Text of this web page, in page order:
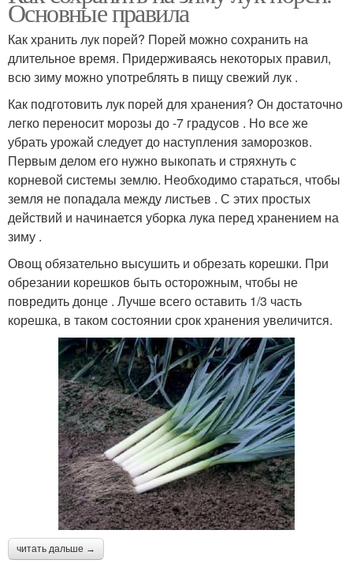
Основные правила
Как хранить лук порей? Порей можно сохранить на
длительное время. Придерживаясь некоторых правил,
всю зиму можно употреблять в пищу свежий лук .
Как подготовить лук порей для хранения? Он достаточно
легко переносит морозы до -7 градусов . Но все же
убрать урожай следует до наступления заморозков.
Первым делом его нужно выкопать и стряхнуть с
корневой системы землю. Необходимо стараться, чтобы
земля не попадала между листьев . С этих простых
действий и начинается уборка лука перед хранением на
зиму .
Овощ обязательно высушить и обрезать корешки. При
обрезании корешков быть осторожным, чтобы не
повредить донце . Лучше всего оставить 1/3 часть
корешка, в таком состоянии срок хранения увеличится.
читать дальше →